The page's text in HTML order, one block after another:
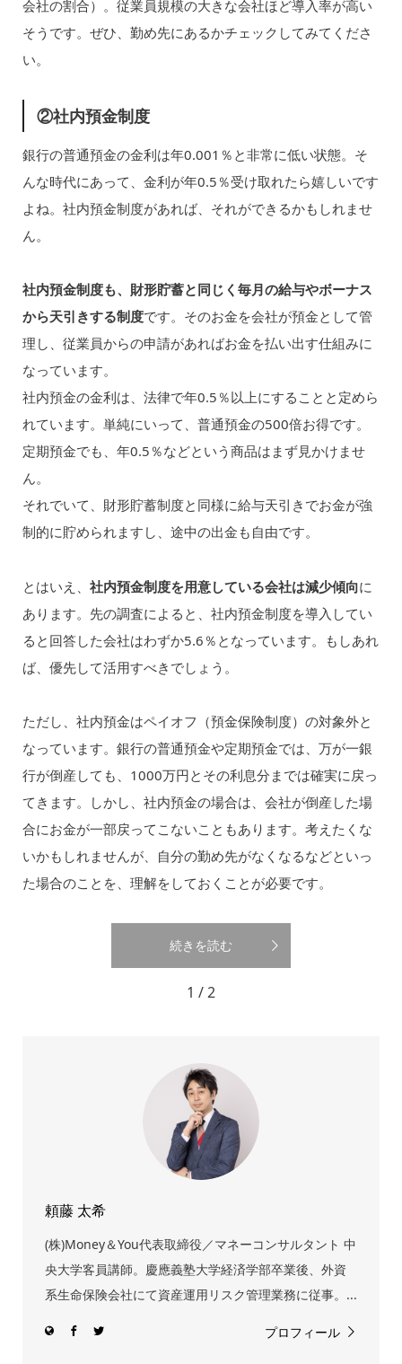
会社の割合）。従業員規模の大きな会社ほど導入率が高い
そうです。ぜひ、勤め先にあるかチェックしてみてくださ
い。
②社内預金制度
銀行の普通預金の金利は年0.001％と非常に低い状態。そ
んな時代にあって、金利が年0.5％受け取れたら嬉しいです
よね。社内預金制度があれば、それができるかもしれませ
ん。
社内預金制度も、財形貯蓄と同じく毎月の給与やボーナス
から天引きする制度です。そのお金を会社が預金として管
理し、従業員からの申請があればお金を払い出す仕組みに
なっています。
社内預金の金利は、法律で年0.5％以上にすることと定めら
れています。単純にいって、普通預金の500倍お得です。
定期預金でも、年0.5％などという商品はまず見かけませ
ん。
それでいて、財形貯蓄制度と同様に給与天引きでお金が強
制的に貯められますし、途中の出金も自由です。
とはいえ、 社内預金制度を用意している会社は減少傾向に
あります。先の調査によると、社内預金制度を導入してい
ると回答した会社はわずか5.6％となっています。もしあれ
ば、優先して活用すべきでしょう。
ただし、社内預金はペイオフ（預金保険制度）の対象外と
なっています。銀行の普通預金や定期預金では、万が一銀
行が倒産しても、1000万円とその利息分までは確実に戻っ
てきます。しかし、社内預金の場合は、会社が倒産した場
合にお金が一部戻ってこないこともあります。考えたくな
いかもしれませんが、自分の勤め先がなくなるなどといっ
た場合のことを、理解をしておくことが必要です。
続きを読む
1 / 2
頼藤 太希
(株)Money＆You代表取締役／マネーコンサルタント 中
央大学客員講師。慶應義塾大学経済学部卒業後、外資
系生命保険会社にて資産運用リスク管理業務に従事。...
プロフィール